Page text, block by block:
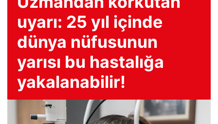
uyarı: 25 yıl içinde
dünya nüfusunun
yarısı bu hastalığa
yakalanabilir!